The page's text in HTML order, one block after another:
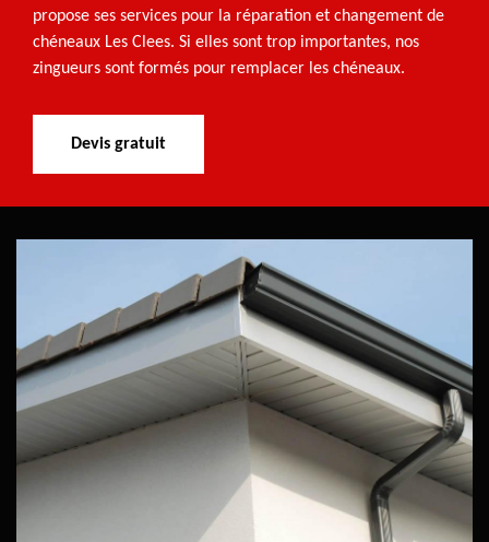
propose ses services pour la réparation et changement de
chéneaux Les Clees. Si elles sont trop importantes, nos
zingueurs sont formés pour remplacer les chéneaux.
Devis gratuit